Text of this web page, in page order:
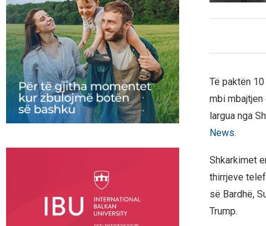
Të paktën
mbi mbajtjen
largua nga
News.
Shkarkimet
thirrjeve
së Bardhë,
Trump.